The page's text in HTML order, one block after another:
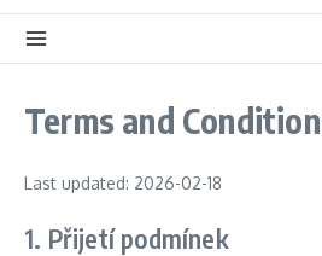
Terms and
Last updated: 2026-02-18
1. Přijetí podmínek